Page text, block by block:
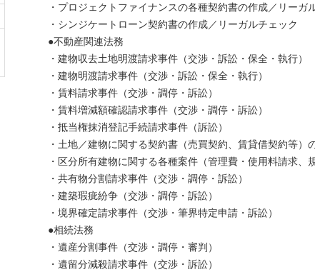
・プロジェクトファイナンスの各種契約書の作成／リーガ
・シンジケートローン契約書の作成／リーガルチェック
●不動産関連法務
・建物収去土地明渡請求事件（交渉・訴訟・保全・執行）
・建物明渡請求事件（交渉・訴訟・保全・執行）
・賃料請求事件（交渉・調停・訴訟）
・賃料増減額確認請求事件（交渉・調停・訴訟）
・抵当権抹消登記手続請求事件（訴訟）
・土地／建物に関する契約書（売買契約、賃貸借契約等）
・区分所有建物に関する各種案件（管理費・使用料請求、
・共有物分割請求事件（交渉・調停・訴訟）
・建築瑕疵紛争（交渉・調停・訴訟）
・境界確定請求事件（交渉・筆界特定申請・訴訟）
●相続法務
・遺産分割事件（交渉・調停・審判）
・遺留分減殺請求事件（交渉・訴訟）